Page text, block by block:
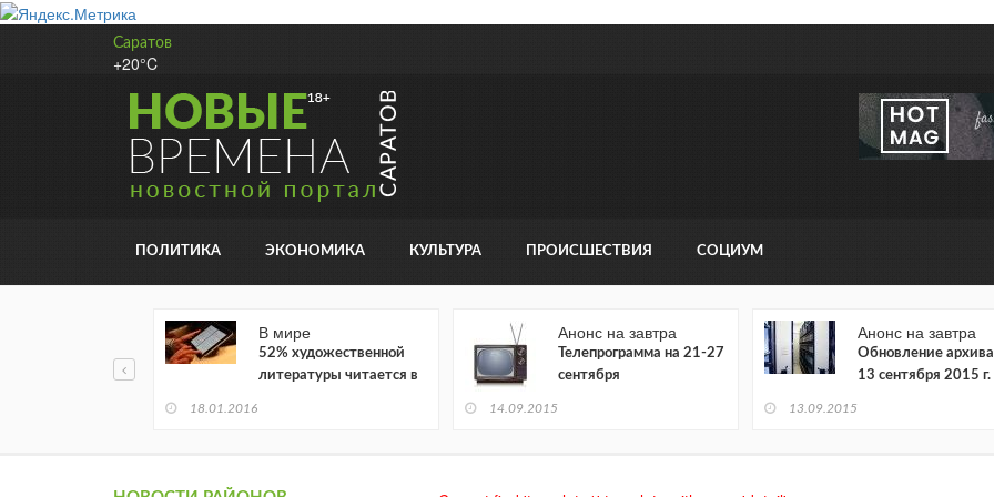
Саратов
+20°C
ПОЛИТИКА ЭКОНОМИКА КУЛЬТУРА ПРОИСШЕСТВИЯ СОЦИУМ
В мире
52% художественной
литературы читается в
18.01.2016
Анонс на завтра
Телепрограмма на 21-27
сентября
14.09.2015
Анонс на завтра
Обновление архива
13 сентября 2015 г.
13.09.2015